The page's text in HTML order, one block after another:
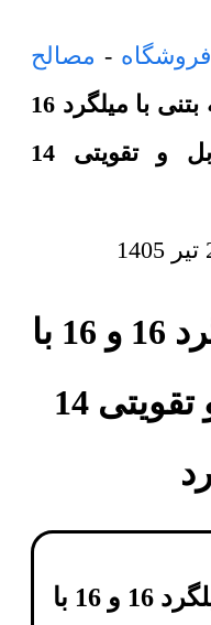
فروشگاه - مصالح
تیرچه بتنی با میلگرد 16
و 16 با زیگزاگ 8 دوبل و تقویتی 14
تیرچه بتنی با میلگرد 16 و 16 با
زیگزاگ 8 دوبل و تقویتی 14
قیمت تیرچه بتنی با میلگرد 16 و 16 با